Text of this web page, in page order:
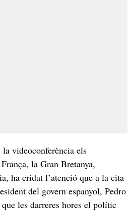
videoconferència els
la Gran Bretanya,
ha cridat l’atenció que a la cita
del govern espanyol, Pedro
les darreres hores el polític